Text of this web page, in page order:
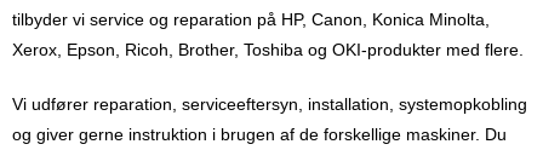
tilbyder vi service og reparation på HP, Canon, Konica Minolta,
Xerox, Epson, Ricoh, Brother, Toshiba og OKI-produkter med flere.
Vi udfører reparation, serviceeftersyn, installation, systemopkobling
og giver gerne instruktion i brugen af de forskellige maskiner. Du